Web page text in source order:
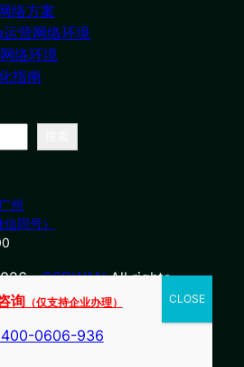
络方案
营网络环境
络环境
指南
州
同号）
・OSDWANAll rights
询 （仅支持企业办理）
400-0606-936